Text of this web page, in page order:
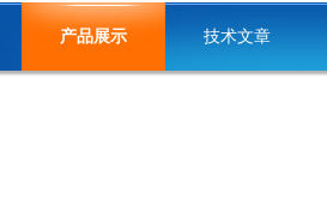
产品展示 技术文章